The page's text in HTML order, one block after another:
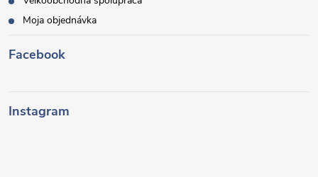
Moja objednávka
Facebook
Instagram